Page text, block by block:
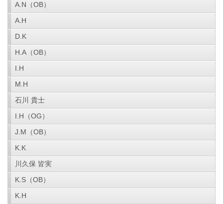
A.N（OB）
A.H
D.K
H.A（OB）
I.H
M.H
石川 貴士
I.H（OG）
J.M（OB）
K.K
川久保 皆実
K.S（OB）
K.H